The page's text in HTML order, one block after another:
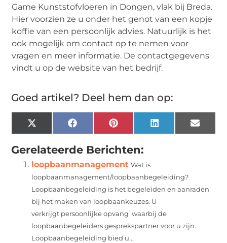
Game Kunststofvloeren in Dongen, vlak bij Breda.
Hier voorzien ze u onder het genot van een kopje
koffie van een persoonlijk advies. Natuurlijk is het
ook mogelijk om contact op te nemen voor
vragen en meer informatie. De contactgegevens
vindt u op de website van het bedrijf.
Goed artikel? Deel hem dan op:
X
(Twitter)
FacebookPinterest LinkedIn Email
Gerelateerde Berichten:
loopbaanmanagement Wat is
loopbaanmanagement/loopbaanbegeleiding?
Loopbaanbegeleiding is het begeleiden en aanraden
bij het maken van loopbaankeuzes. U
verkrijgt persoonlijke opvang waarbij de
loopbaanbegeleiders gesprekspartner voor u zijn.
Loopbaanbegeleiding bied u...